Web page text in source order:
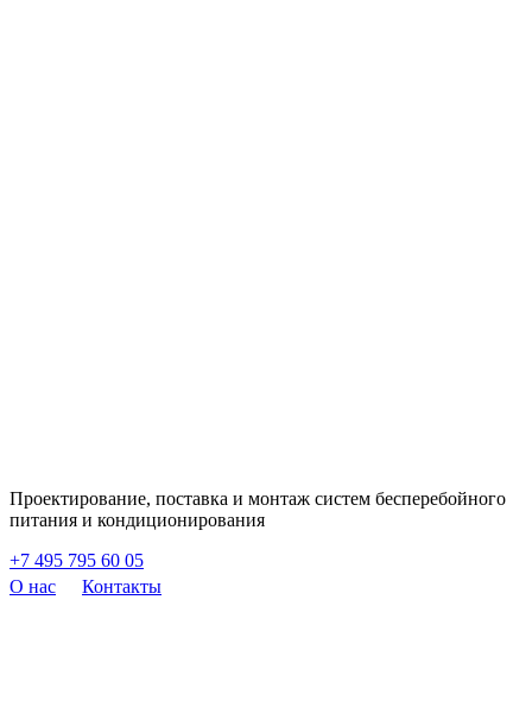
Проектирование, поставка и монтаж систем бесперебойного
питания и кондиционирования
+7 495 795 60 05
О нас
Контакты